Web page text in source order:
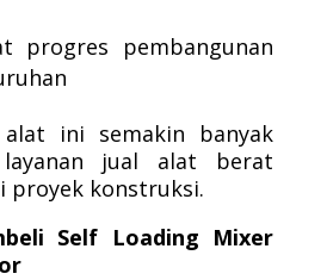
progres pembangunan
ini semakin banyak
jual alat berat
proyek konstruksi.
Self Loading Mixer